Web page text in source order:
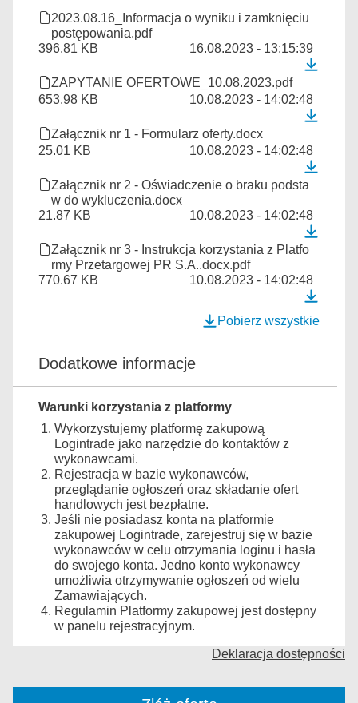
2023.08.16_Informacja o wyniku i zamknięciu
postępowania.pdf
396.81 KB
16.08.2023 - 13:15:39
ZAPYTANIE OFERTOWE_10.08.2023.pdf
653.98 KB
10.08.2023 - 14:02:48
Załącznik nr 1 - Formularz oferty.docx
25.01 KB
10.08.2023 - 14:02:48
Załącznik nr 2 - Oświadczenie o braku podsta
w do wykluczenia.docx
21.87 KB
10.08.2023 - 14:02:48
Załącznik nr 3 - Instrukcja korzystania z Platfo
rmy Przetargowej PR S.A..docx.pdf
770.67 KB
10.08.2023 - 14:02:48
Pobierz wszystkie
Dodatkowe informacje
Warunki korzystania z platformy
Wykorzystujemy platformę zakupową
Logintrade jako narzędzie do kontaktów z
wykonawcami.
Rejestracja w bazie wykonawców,
przeglądanie ogłoszeń oraz składanie ofert
handlowych jest bezpłatne.
Jeśli nie posiadasz konta na platformie
zakupowej Logintrade, zarejestruj się w bazie
wykonawców w celu otrzymania loginu i hasła
do swojego konta. Jedno konto wykonawcy
umożliwia otrzymywanie ogłoszeń od wielu
Zamawiających.
Regulamin Platformy zakupowej jest dostępny
w panelu rejestracyjnym.
Deklaracja dostępności